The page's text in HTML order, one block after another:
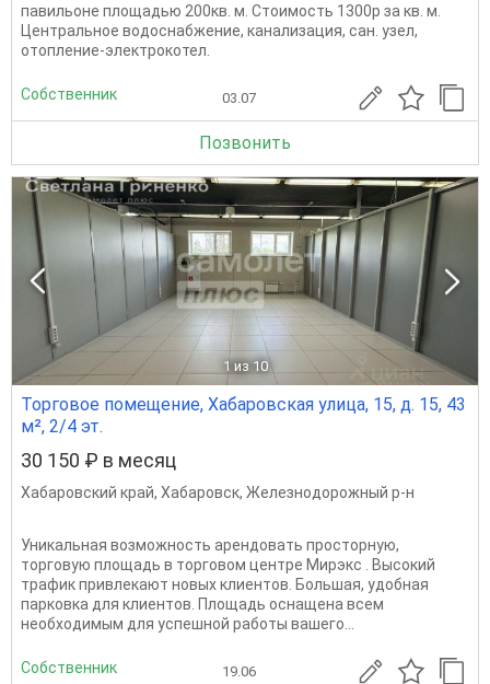
павильоне площадью 200кв. м. Стоимость 1300р за кв. м.
Центральное водоснабжение, канализация, сан. узел,
отопление-электрокотел.
Собственник 03.07
Позвонить
1 из 10
Торговое помещение, Хабаровская улица, 15, д. 15, 43
м², 2/4 эт.
30 150 ₽ в месяц
Хабаровский край, Хабаровск, Железнодорожный р-н
Уникальная возможность арендовать просторную,
торговую площадь в торговом центре Мирэкс . Высокий
трафик привлекают новых клиентов. Большая, удобная
парковка для клиентов. Площадь оснащена всем
необходимым для успешной работы вашего...
Собственник 19.06